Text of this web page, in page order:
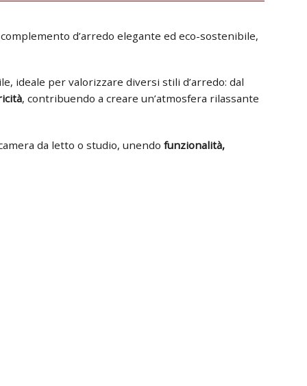
d’arredo elegante ed eco-sostenibile,
ideale per valorizzare diversi stili d’arredo: dal
, contribuendo a creare un’atmosfera rilassante
da letto o studio, unendo funzionalità,